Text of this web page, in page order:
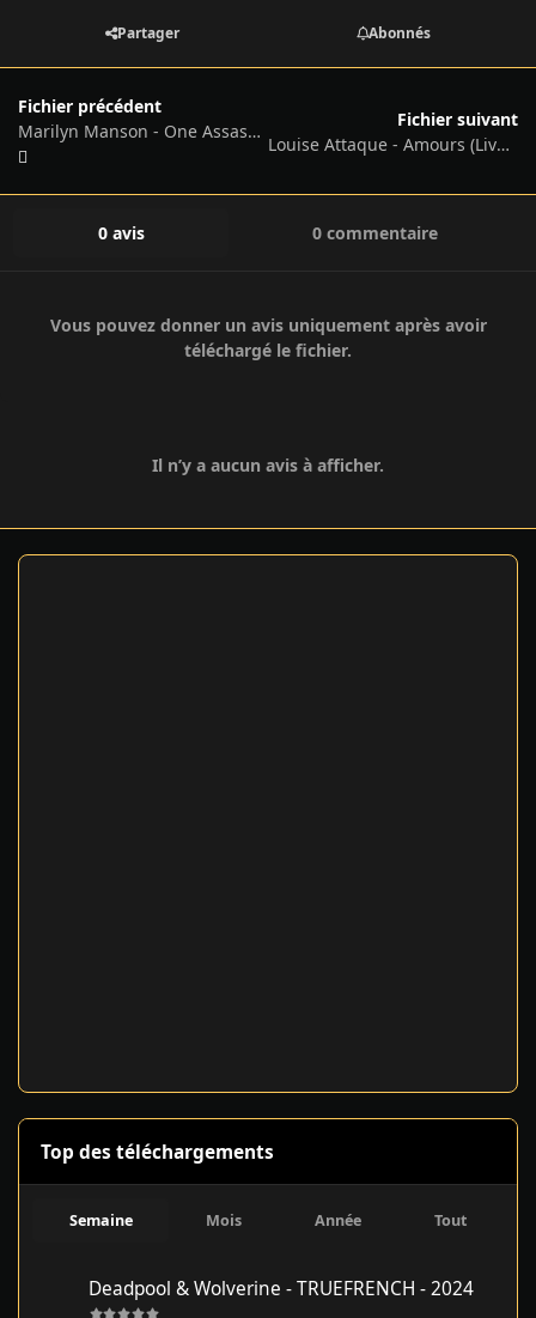
Partager Abonnés
Fichier précédent
Marilyn Manson - One Assassination Under God: Chapter 1 - MP3 - 2024
Fichier suivant
Louise Attaque - Amours (Live 2023) - MP3 - 2024
0 avis 0 commentaire
Vous pouvez donner un avis uniquement après avoir
téléchargé le fichier.
Il n’y a aucun avis à afficher.
Top des téléchargements
Semaine Mois Année Tout
Deadpool & Wolverine - TRUEFRENCH - 2024